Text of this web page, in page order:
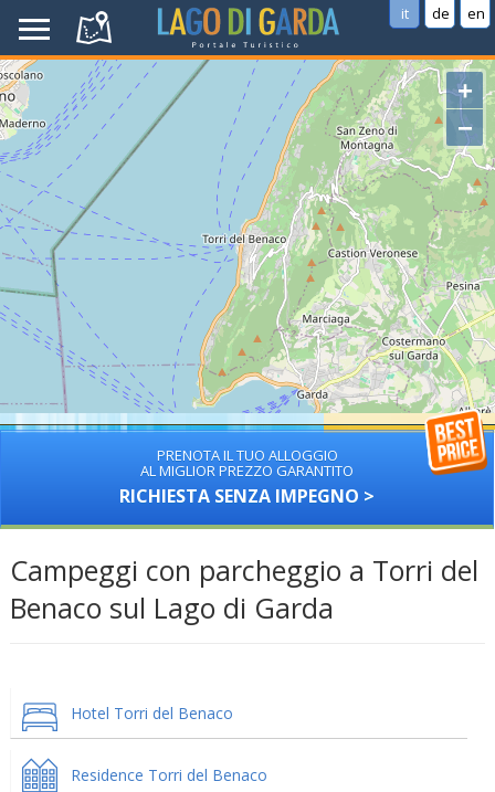
it de en
+
−
PRENOTA IL TUO ALLOGGIO
AL MIGLIOR PREZZO GARANTITO
RICHIESTA SENZA IMPEGNO >
Campeggi con parcheggio a Torri del
Benaco sul Lago di Garda
Hotel Torri del Benaco
Residence Torri del Benaco